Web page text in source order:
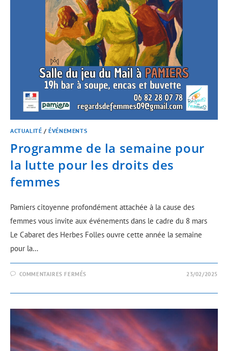
ACTUALITÉ /ÉVÉNEMENTS
Programme de la semaine pour
la lutte pour les droits des
femmes
Pamiers citoyenne profondément attachée à la cause des
femmes vous invite aux événements dans le cadre du 8 mars
Le Cabaret des Herbes Folles ouvre cette année la semaine
pour la…
COMMENTAIRES FERMÉS 23/02/2025